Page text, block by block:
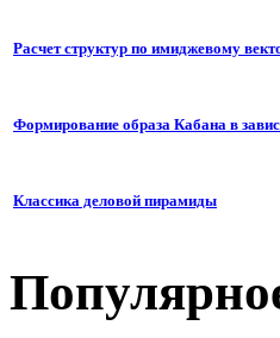
Расчет структур по имиджевому
Формирование образа Кабана в
Классика деловой пирамиды